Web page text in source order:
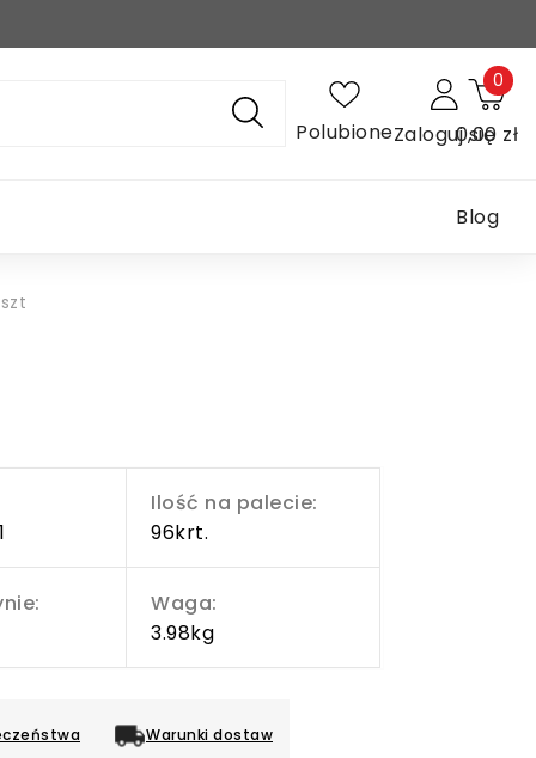
PolubioneZaloguj się
0,00 zł
0
Blog
Ilość na palecie:
96krt.
Waga:
3.98kg
Warunki dostaw